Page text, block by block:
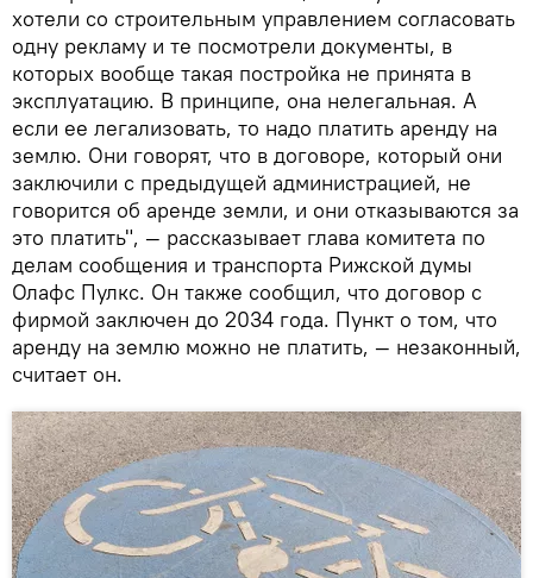
хотели со строительным управлением согласовать
одну рекламу и те посмотрели документы, в
которых вообще такая постройка не принята в
эксплуатацию. В принципе, она нелегальная. А
если ее легализовать, то надо платить аренду на
землю. Они говорят, что в договоре, который они
заключили с предыдущей администрацией, не
говорится об аренде земли, и они отказываются за
это платить", — рассказывает глава комитета по
делам сообщения и транспорта Рижской думы
Олафс Пулкс. Он также сообщил, что договор с
фирмой заключен до 2034 года. Пункт о том, что
аренду на землю можно не платить, — незаконный,
считает он.